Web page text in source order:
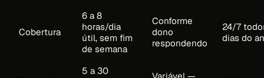
Cobertura
6 a 8
horas/dia
útil, sem fim
de semana
Conforme
dono
respondendo
24/7
dias do
5 a 30
Variável —